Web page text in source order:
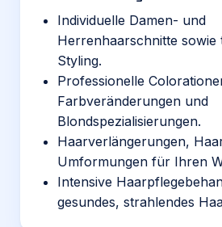
Individuelle Damen- und
Herrenhaarschnitte sowie
Styling.
Professionelle
Farbveränderungen und
Blondspezialisierungen.
Haarverlängerungen,
Umformungen für Ihren
Intensive
gesundes, strahlendes